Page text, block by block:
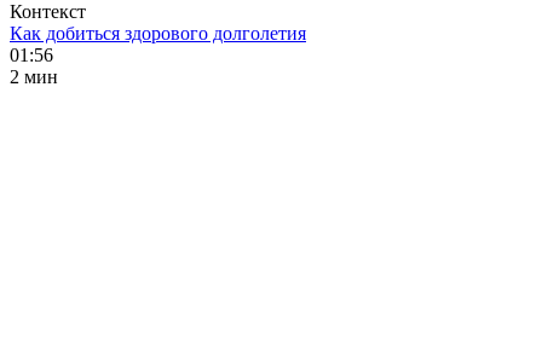
Контекст
Как добиться здорового долголетия
01:56
2 мин